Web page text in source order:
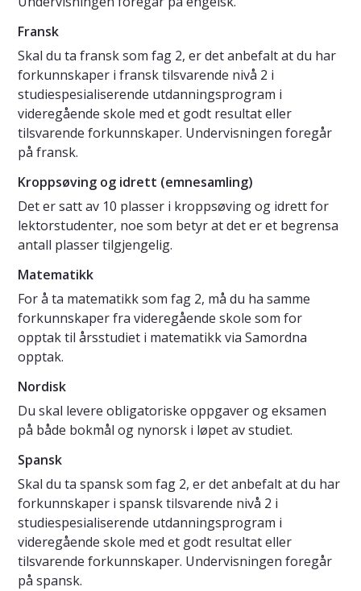
Fransk
Skal du ta fransk som fag 2, er det anbefalt at du har
forkunnskaper i fransk tilsvarende nivå 2 i
studiespesialiserende utdanningsprogram i
videregående skole med et godt resultat eller
tilsvarende forkunnskaper. Undervisningen foregår
på fransk.
Kroppsøving og idrett (emnesamling)
Det er satt av 10 plasser i kroppsøving og idrett for
lektorstudenter, noe som betyr at det er et begrensa
antall plasser tilgjengelig.
Matematikk
For å ta matematikk som fag 2, må du ha samme
forkunnskaper fra videregående skole som for
opptak til årsstudiet i matematikk via Samordna
opptak.
Nordisk
Du skal levere obligatoriske oppgaver og eksamen
på både bokmål og nynorsk i løpet av studiet.
Spansk
Skal du ta spansk som fag 2, er det anbefalt at du har
forkunnskaper i spansk tilsvarende nivå 2 i
studiespesialiserende utdanningsprogram i
videregående skole med et godt resultat eller
tilsvarende forkunnskaper. Undervisningen foregår
på spansk.